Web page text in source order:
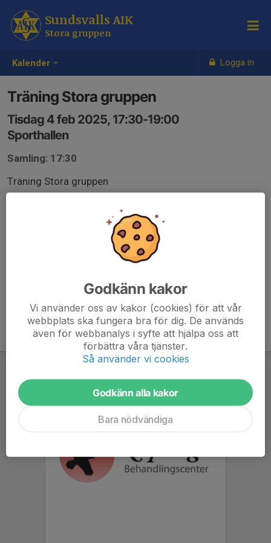
Kalender Logga in
Sundsvalls AIK
Stora gruppen
Träning Stora gruppen
Tisdag 4 feb 2025, 17:30-19:00
Sporthallen
Samling: 17:30
Träning Stora gruppen
Godkänn kakor
Vi använder oss av kakor (cookies) för att vår
webbplats ska fungera bra för dig. De används
även för webbanalys i syfte att hjälpa oss att
förbättra våra tjänster.
Så använder vi cookies
Godkänn alla kakor
Bara nödvändiga